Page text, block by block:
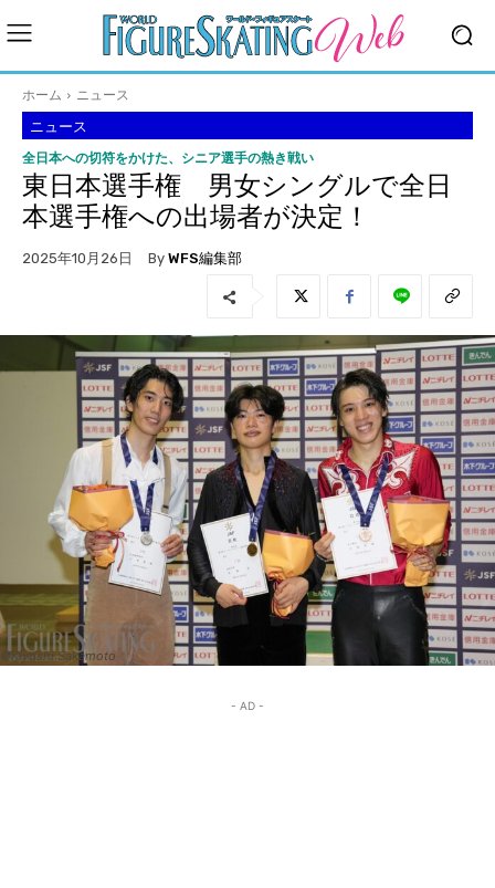
ホーム ニュース
ニュース
全日本への切符をかけた、シニア選手の熱き戦い
東日本選手権 男女シングルで全日
本選手権への出場者が決定！
2025年10月26日 By WFS編集部
©Kiyoshi Sakamoto
- AD -